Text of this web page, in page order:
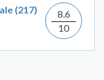
(217)
8.6
10